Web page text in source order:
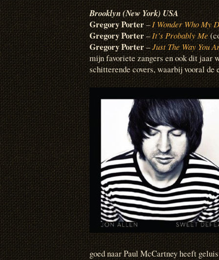
Brooklyn (New York) USA
Gregory Porter–I Wonder Who My
Gregory Porter–It’s Probably Me
Gregory Porter–Just The Way You
mijn favoriete zangers en ook dit jaar
schitterende covers, waarbij vooral de
goed naar Paul McCartney heeft